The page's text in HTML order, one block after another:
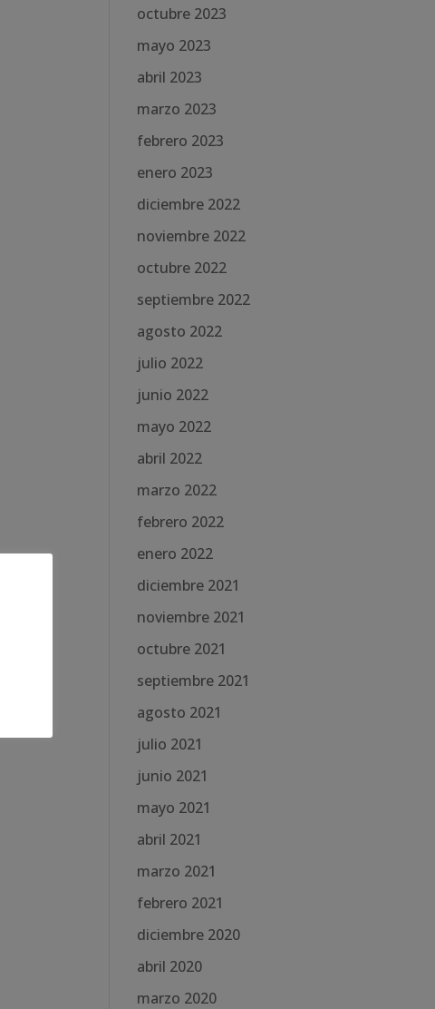
octubre 2023
mayo 2023
abril 2023
marzo 2023
febrero 2023
enero 2023
diciembre 2022
noviembre 2022
octubre 2022
septiembre 2022
agosto 2022
julio 2022
junio 2022
mayo 2022
abril 2022
marzo 2022
febrero 2022
enero 2022
diciembre 2021
noviembre 2021
octubre 2021
septiembre 2021
agosto 2021
julio 2021
junio 2021
mayo 2021
abril 2021
marzo 2021
febrero 2021
diciembre 2020
abril 2020
marzo 2020